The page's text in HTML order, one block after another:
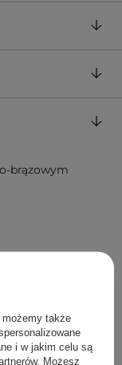
brązowym
możemy także
i w jakim celu są
Możesz